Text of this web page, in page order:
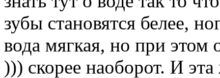
зубы становятся белее,
вода мягкая, но при этом
))) скорее наоборот. И